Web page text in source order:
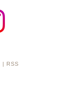
RSS